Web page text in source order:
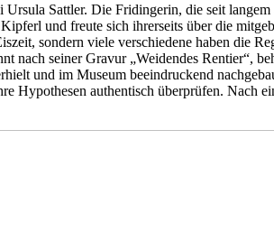
Sattler. Die Fridingerin, die seit
und freute sich ihrerseits über die
sondern viele verschiedene haben die
nach seiner Gravur „Weidendes Rentier“,
und im Museum beeindruckend
Hypothesen authentisch überprüfen. Nach